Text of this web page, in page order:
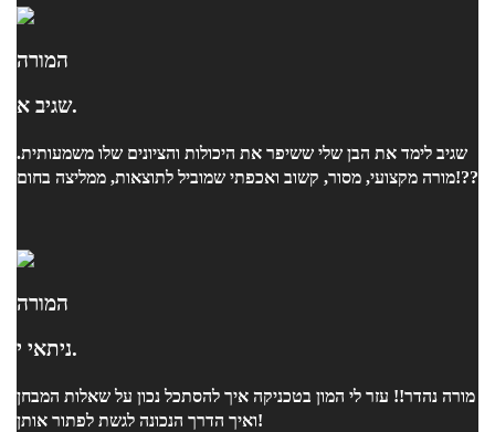
המורה
שגיב א.
שגיב לימד את הבן שלי ששיפר את היכולות והציונים שלו משמעותית.
מורה מקצועי, מסור, קשוב ואכפתי שמוביל לתוצאות, ממליצה בחום!??
המורה
ניתאי י.
מורה נהדר!! עזר לי המון בטכניקה איך להסתכל נכון על שאלות המבחן
ואיך הדרך הנכונה לגשת לפתור אותן!